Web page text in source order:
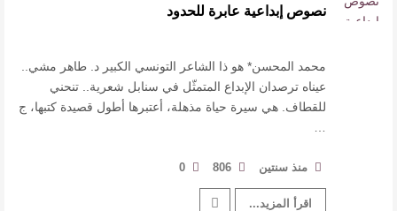
عيناه ترصدان الإبداع المت …
نصوص إبداعية عابرة للحدود
محمد المحسن* هو ذا الشاعر التونسي الكبير د. طاهر مشي..
عيناه ترصدان الإبداع المتمثّل في سنابل شعرية.. تنحني
للقطاف. هي سيرة حياة مذهلة، أعتبرها أطول قصيدة كتبها، ج
منذ سنتين 806
0
اقرأ المزيد...